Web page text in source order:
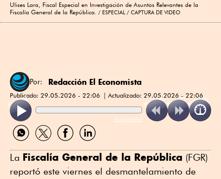
Ulises Lara, Fiscal Especial en Investigación de Asuntos Relevantes de la
Fiscalía General de la República.
ESPECIAL / CAPTURA DE VIDEO
Por: Redacción El Economista
Publicado: 29.05.2026 - 22:06 Actualizado: 29.05.2026 - 22:06
ReadSpeaker
Compartir
por
Compartir
por
Compartir
por
Compartir
por
La Fiscalía General de la República (FGR)
reportó este viernes el desmantelamiento de